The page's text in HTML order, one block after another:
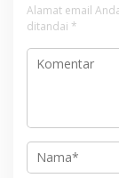
Alamat email
ditandai *